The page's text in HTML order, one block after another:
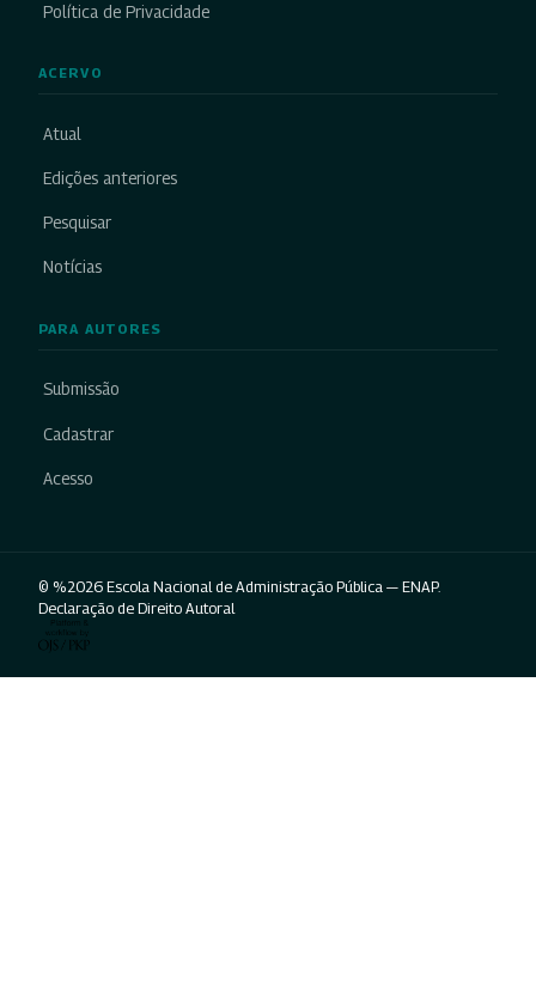
Política de Privacidade
ACERVO
Atual
Edições anteriores
Pesquisar
Notícias
PARA AUTORES
Submissão
Cadastrar
Acesso
© %2026 Escola Nacional de Administração Pública — ENAP.
Declaração de Direito Autoral